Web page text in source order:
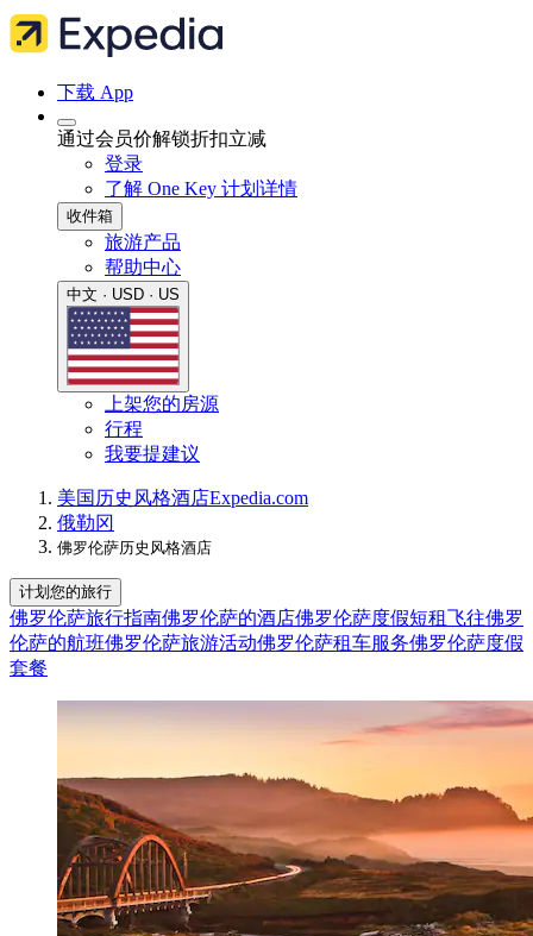
下载 App
通过会员价解锁折扣立减
登录
了解 One Key 计划详情
收件箱
旅游产品
帮助中心
中文 · USD · US
上架您的房源
行程
我要提建议
美国 历史风格酒店Expedia.com
俄勒冈
佛罗伦萨历史风格酒店​
计划您的旅行
佛罗伦萨旅行指南佛罗伦萨的酒店佛罗伦萨度假短租飞往佛罗
伦萨的航班佛罗伦萨旅游活动佛罗伦萨租车服务佛罗伦萨度假
套餐